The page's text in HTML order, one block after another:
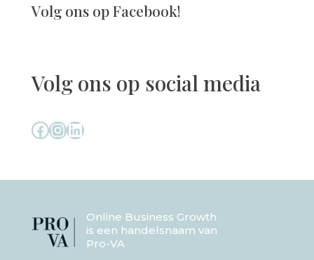
Volg ons op Facebook!
Volg ons op social media
Facebook
Instagram
LinkedIn
Online Business Growth
is een handelsnaam van
Pro-VA